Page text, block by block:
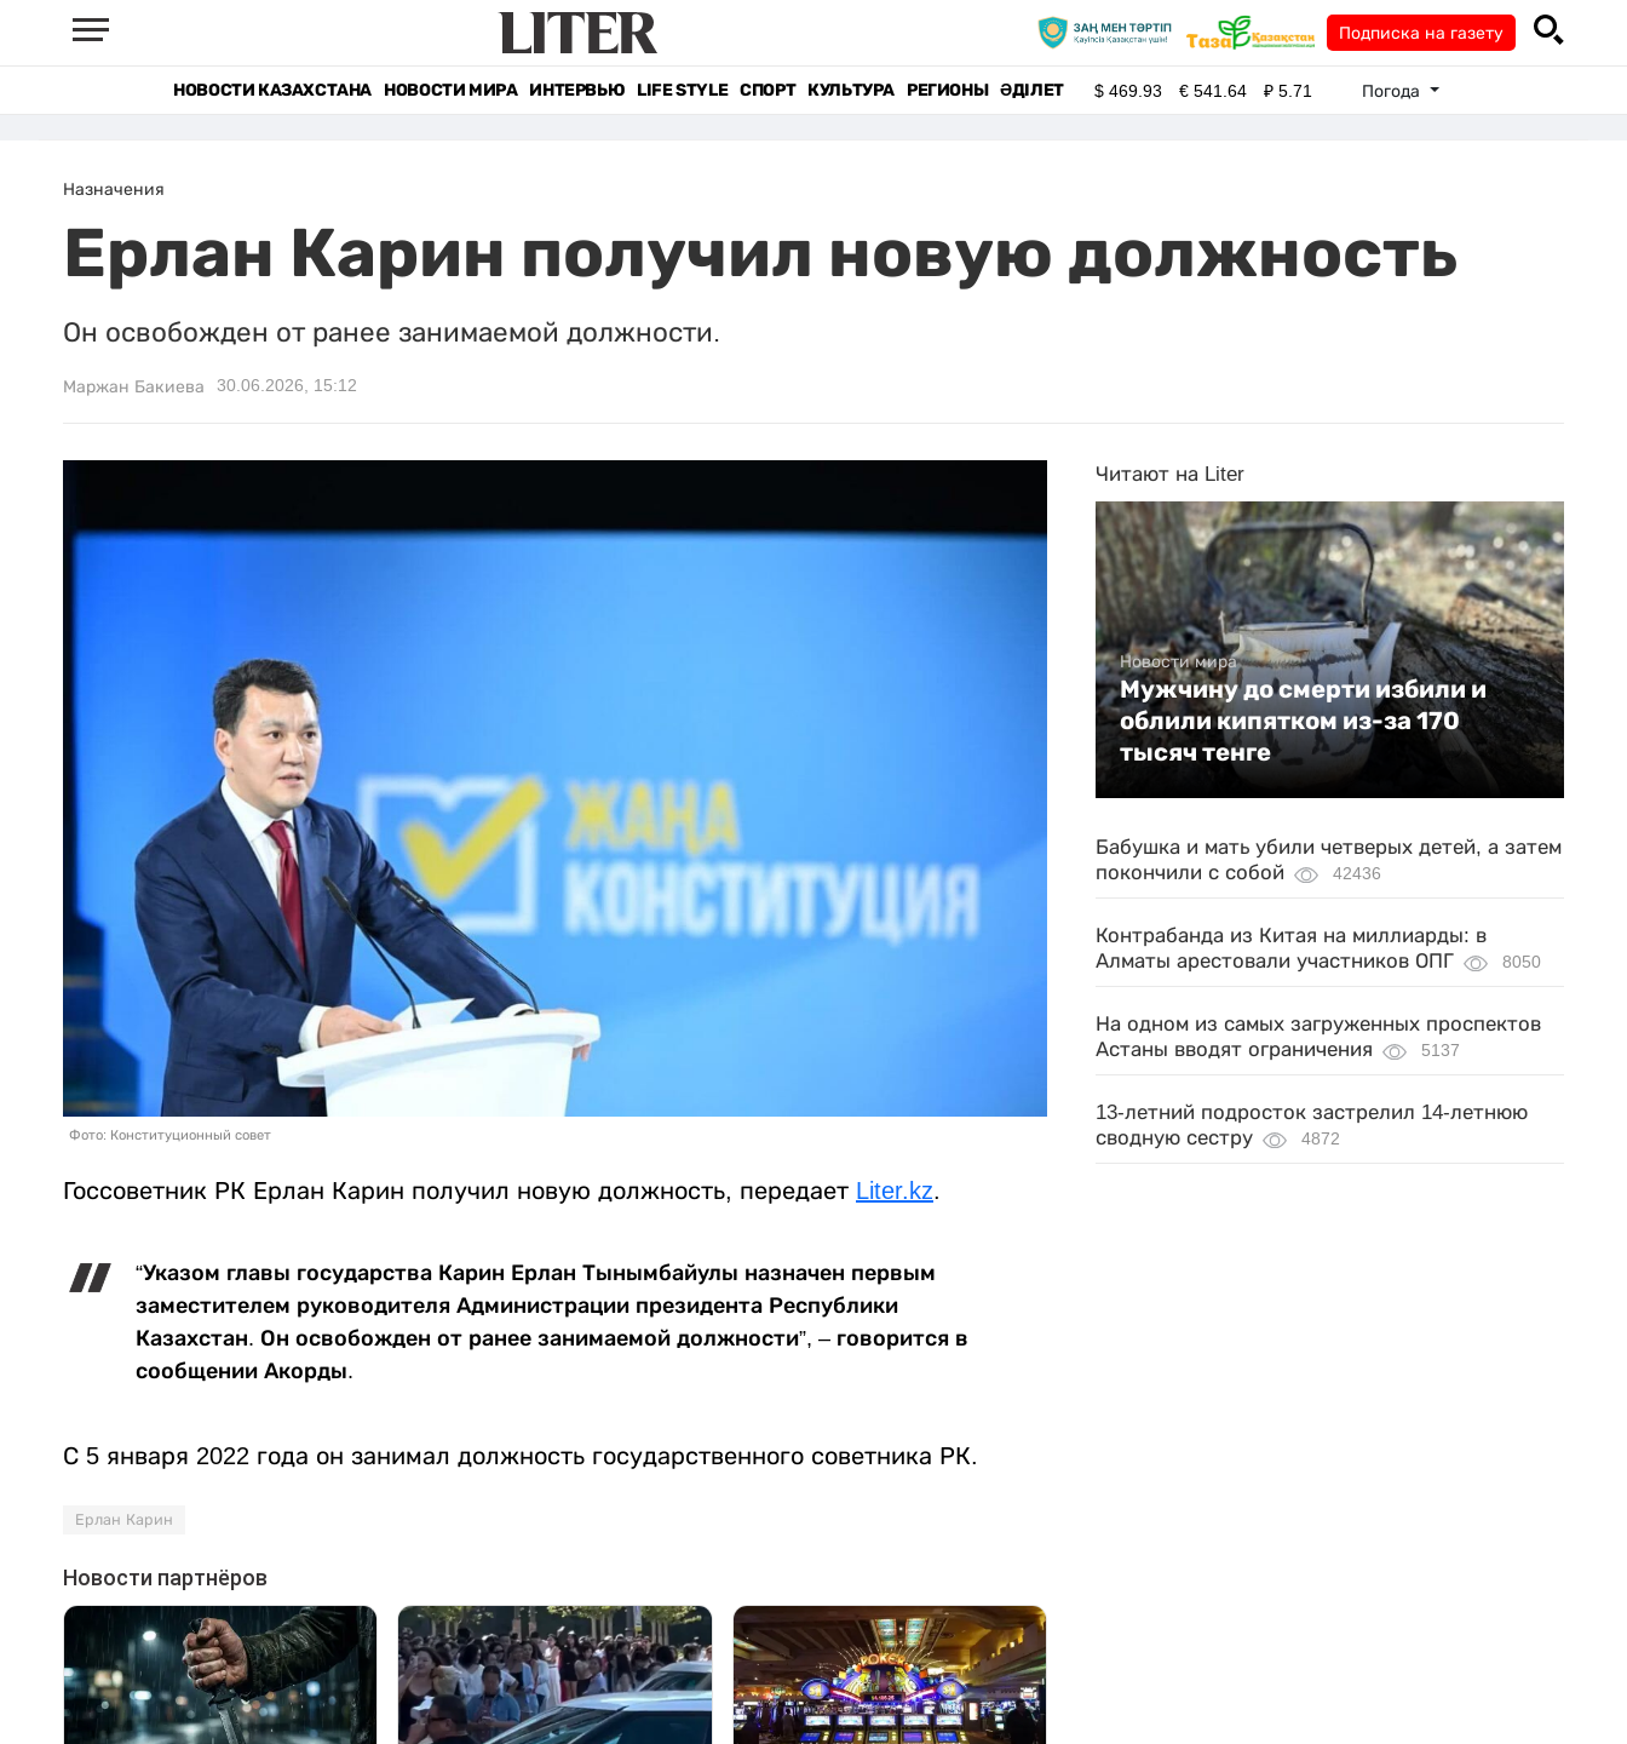
Подписка на газету
НОВОСТИ КАЗАХСТАНА НОВОСТИ МИРА ИНТЕРВЬЮ LIFE STYLE СПОРТ КУЛЬТУРА РЕГИОНЫ ӘДІЛЕТ $469.93 €541.64 ₽5.71 Погода
Назначения
Ерлан Карин получил новую должность
Он освобожден от ранее занимаемой должности.
Маржан Бакиева 30.06.2026, 15:12
Фото: Конституционный совет
Госсоветник РК Ерлан Карин получил новую должность, передает Liter.kz.
“Указом главы государства Карин Ерлан Тынымбайулы назначен первым
заместителем руководителя Администрации президента Республики
Казахстан. Он освобожден от ранее занимаемой должности”, – говорится в
сообщении Акорды.
С 5 января 2022 года он занимал должность государственного советника РК.
Ерлан Карин
Читают на Liter
Новости мира
Мужчину до смерти избили и
облили кипятком из-за 170
тысяч тенге
Бабушка и мать убили четверых детей, а затем
покончили с собой
42436
Контрабанда из Китая на миллиарды: в
Алматы арестовали участников ОПГ
8050
На одном из самых загруженных проспектов
Астаны вводят ограничения
5137
13-летний подросток застрелил 14-летнюю
сводную сестру
4872